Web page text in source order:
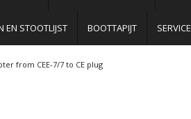
EN STOOTLIJST BOOTTAPIJT SERVICE
from CEE-7/7 to CE plug